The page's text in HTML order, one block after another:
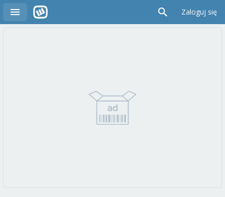
Zaloguj się